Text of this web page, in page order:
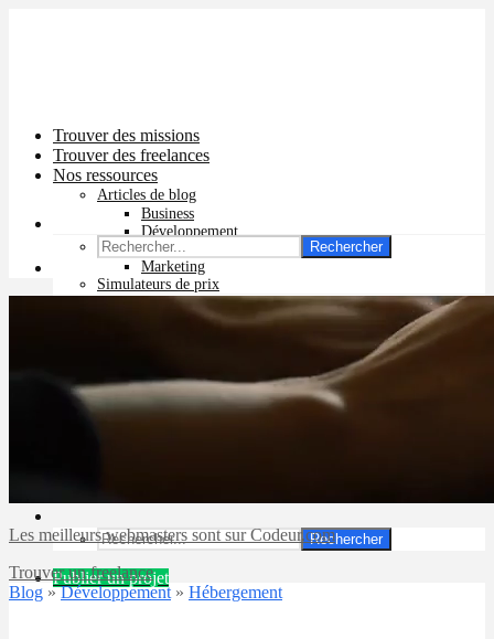
Trouver des missions
Trouver des freelances
Nos ressources
Articles de blog
Business
Développement
Graphisme
Marketing
Simulateurs de prix
Prix app mobile
Prix site vitrine
Prix pub Instagram
Prix logiciel
Prix chatbot
Rechercher
Publier un projet
Rechercher
Les meilleurs webmasters sont sur Codeur.com
Trouver un freelance
Blog »Développement » Hébergement